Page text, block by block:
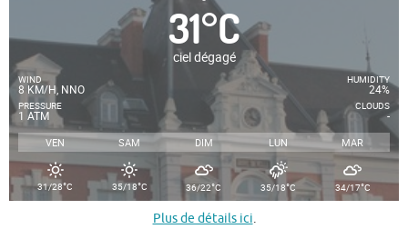
31°C
ciel dégagé
WIND
8 KM/H, NNO
PRESSURE
1 ATM
HUMIDITY
24%
CLOUDS
-
VEN SAM DIM LUN MAR
31/28°C 35/18°C 36/22°C 35/18°C 34/17°C
Plus de détails ici.